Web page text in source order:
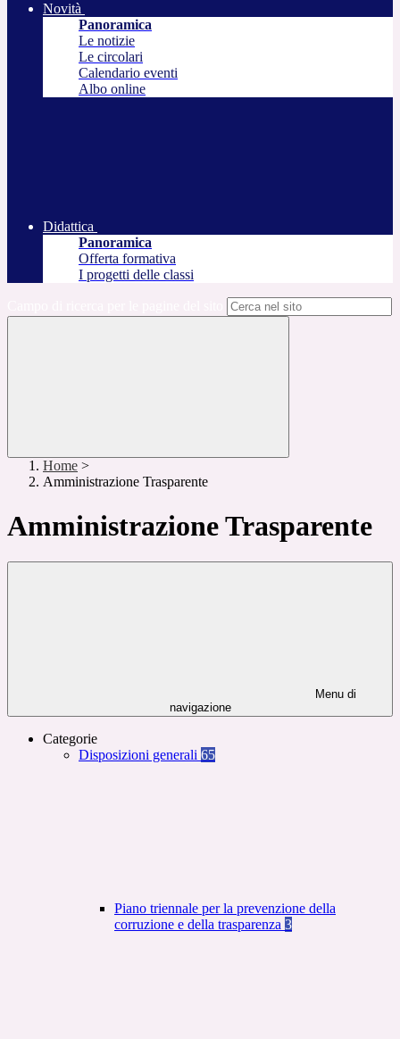
Novità
Panoramica
Le notizie
Le circolari
Calendario eventi
Albo online
Didattica
Panoramica
Offerta formativa
I progetti delle classi
Home >
Amministrazione Trasparente
Amministrazione Trasparente
Menu di
navigazione
Categorie
Disposizioni generali 65
Piano triennale per la prevenzione della
corruzione e della trasparenza 3